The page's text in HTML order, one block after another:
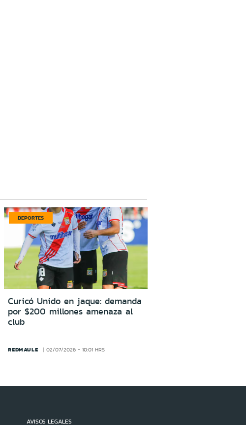
DEPORTES
Curicó Unido en jaque: demanda
por $200 millones amenaza al
club
REDMAULE 02/07/2026 - 10:01 HRS
AVISOS LEGALES